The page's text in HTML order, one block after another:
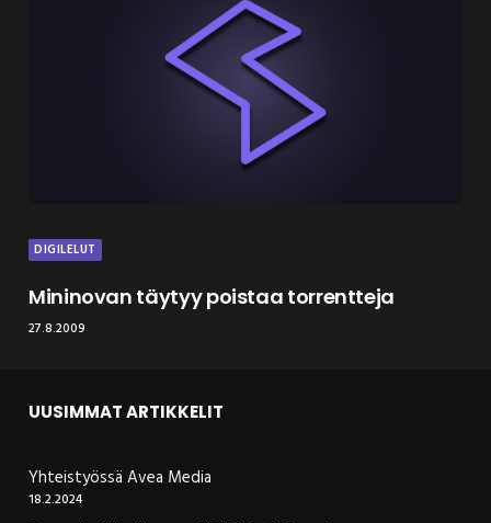
DIGILELUT
Mininovan täytyy poistaa torrentteja
27.8.2009
UUSIMMAT ARTIKKELIT
Yhteistyössä Avea Media
18.2.2024